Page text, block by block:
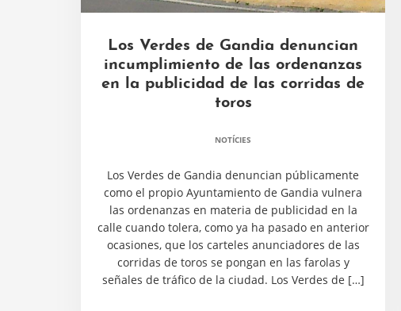
Los Verdes de Gandia denuncian
incumplimiento de las ordenanzas
en la publicidad de las corridas de
toros
NOTÍCIES
Los Verdes de Gandia denuncian públicamente
como el propio Ayuntamiento de Gandia vulnera
las ordenanzas en materia de publicidad en la
calle cuando tolera, como ya ha pasado en anterior
ocasiones, que los carteles anunciadores de las
corridas de toros se pongan en las farolas y
señales de tráfico de la ciudad. Los Verdes de […]